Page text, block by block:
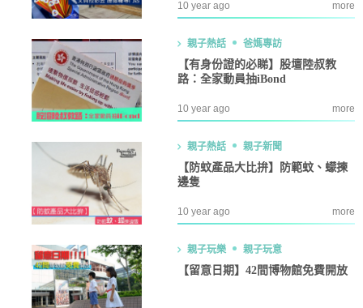
10 year ago more
親子熱話 爸媽專訪
【有身份證的必睇】股壇陸叔教
路：全家動員抽iBond
10 year ago more
親子熱話 親子新聞
【防蚊產品大比拚】防範蚊、蠓揀
邊隻
10 year ago more
親子玩樂 親子玩意
【留意日期】42間博物館免費開放